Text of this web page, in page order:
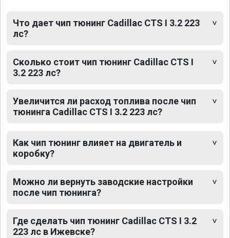
Что дает чип тюнинг Cadillac CTS I 3.2 223
лс?
Сколько стоит чип тюнинг Cadillac CTS I
3.2 223 лс?
Увеличится ли расход топлива после чип
тюнинга Cadillac CTS I 3.2 223 лс?
Как чип тюнинг влияет на двигатель и
коробку?
Можно ли вернуть заводские настройки
после чип тюнинга?
Где сделать чип тюнинг Cadillac CTS I 3.2
223 лс в Ижевске?